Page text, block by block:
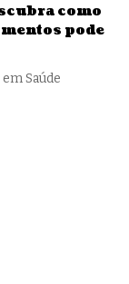
como
pode
Saúde